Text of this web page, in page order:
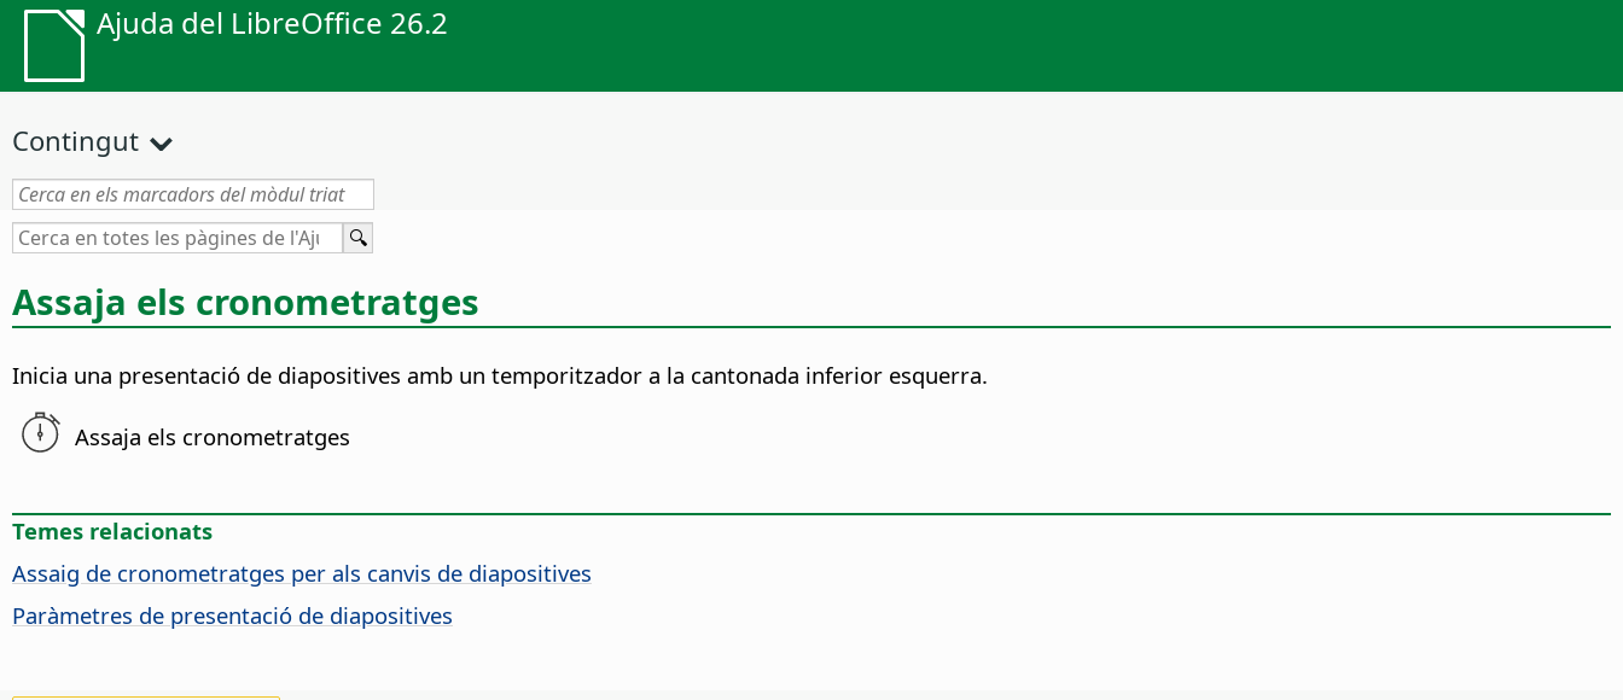
Ajuda del LibreOffice 26.2
Contingut
Assaja els cronometratges
Inicia una presentació de diapositives amb un temporitzador a la cantonada inferior esquerra.
Assaja els cronometratges
Temes relacionats
Assaig de cronometratges per als canvis de diapositives
Paràmetres de presentació de diapositives